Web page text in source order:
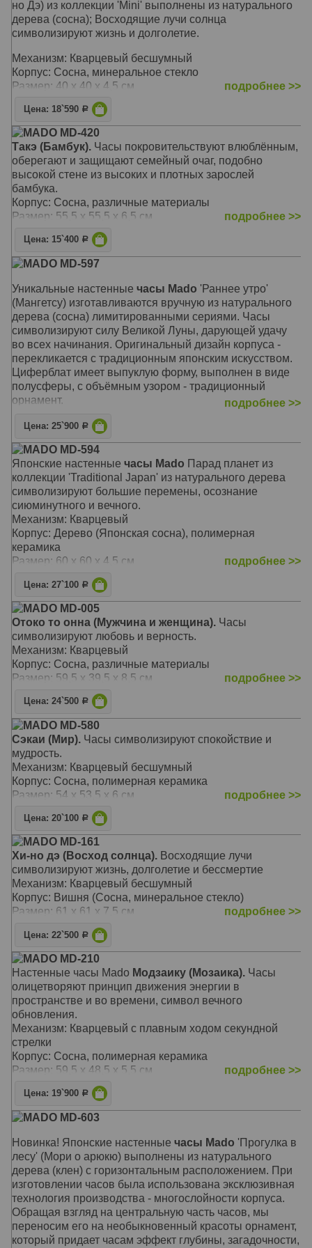
но Дэ) из коллекции 'Mini' выполнены из натурального
дерева (сосна); Восходящие лучи солнца
символизируют жизнь и долголетие.
Механизм: Кварцевый бесшумный
Корпус: Сосна, минеральное стекло
Размер: 40 х 40 х 4,5 см
подробнее >>
Цена: 18`590 Р
MADO MD-420
Такэ (Бамбук). Часы покровительствуют влюблённым,
оберегают и защищают семейный очаг, подобно
высокой стене из высоких и плотных зарослей
бамбука.
Корпус: Сосна, различные материалы
Размер: 55,5 х 55,5 х 6,5 см
подробнее >>
Цена: 15`400 Р
MADO MD-597
Уникальные настенные часы Mado 'Раннее утро'
(Мангетсу) изготавливаются вручную из натурального
дерева (сосна) лимитированными сериями. Часы
символизируют силу Великой Луны, дарующей удачу
во всех начинания. Оригинальный дизайн корпуса -
перекликается с традиционным японским искусством.
Циферблат имеет выпуклую форму, выполнен в виде
полусферы, с объёмным узором - традиционный
орнамент.
Механизм: Кварцевый бесшумный, с плавным ходом
Корпус: Сосна, полимерная керамика (Тёмно
коричневый)
Размер: 60 х 60 х 10 см
подробнее >>
Цена: 25`900 Р
MADO MD-594
Японские настенные часы Mado Парад планет из
коллекции 'Traditional Japan' из натурального дерева
символизируют большие перемены, осознание
сиюминутного и вечного.
Механизм: Кварцевый
Корпус: Дерево (Японская сосна), полимерная
керамика
Размер: 60 х 60 х 4,5 см
подробнее >>
Цена: 27`100 Р
MADO MD-005
Отоко то онна (Мужчина и женщина). Часы
символизируют любовь и верность.
Механизм: Кварцевый
Корпус: Сосна, различные материалы
Размер: 59,5 х 39,5 х 8,5 см
подробнее >>
Цена: 24`500 Р
MADO MD-580
Сэкаи (Мир). Часы символизируют спокойствие и
мудрость.
Механизм: Кварцевый бесшумный
Корпус: Сосна, полимерная керамика
Размер: 54 х 53,5 х 6 см
подробнее >>
Цена: 20`100 Р
MADO MD-161
Хи-но дэ (Восход солнца). Восходящие лучи
символизируют жизнь, долголетие и бессмертие
Механизм: Кварцевый бесшумный
Корпус: Вишня (Сосна, минеральное стекло)
Размер: 61 x 61 х 7,5 см
подробнее >>
Цена: 22`500 Р
MADO MD-210
Настенные часы Mado Модзаику (Мозаика). Часы
олицетворяют принцип движения энергии в
пространстве и во времени, символ вечного
обновления.
Механизм: Кварцевый с плавным ходом секундной
стрелки
Корпус: Cосна, полимерная керамика
Размер: 59,5 х 48,5 х 5,5 см
подробнее >>
Цена: 19`900 Р
MADO MD-603
Новинка! Японские настенные часы Mado 'Прогулка в
лесу' (Мори о арюкю) выполнены из натурального
дерева (клен) с горизонтальным расположением. При
изготовлении часов была использована эксклюзивная
технология производства - многослойности корпуса.
Обращая взгляд на центральную часть часов, мы
переносим его на необыкновенный красоты орнамент,
который придает часам эффект глубины, загадочности,